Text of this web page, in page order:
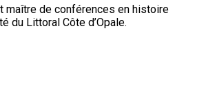
maître de conférences en histoire
du Littoral Côte d’Opale.